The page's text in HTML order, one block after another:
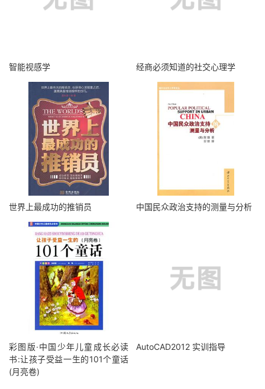
智能视感学 经商必须知道的社交心理学
世界上最成功的推销员 中国民众政治支持的测量与分析
彩图版·中国少年儿童成长必读
书:让孩子受益一生的101个童话
(月亮卷)
AutoCAD2012 实训指导